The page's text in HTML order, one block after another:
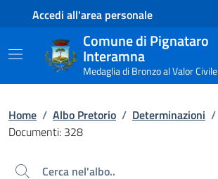
Contenuto principale
Piede di paginaAccedi all'area personale
Comune di Pignataro
Interamna
Medaglia di Bronzo al Valor Civile
Home / Albo Pretorio / Determinazioni /
Documenti: 328
Cerca